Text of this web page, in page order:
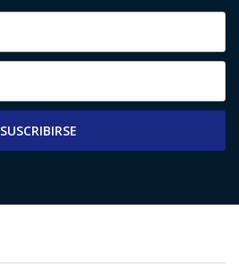
SUSCRIBIRSE